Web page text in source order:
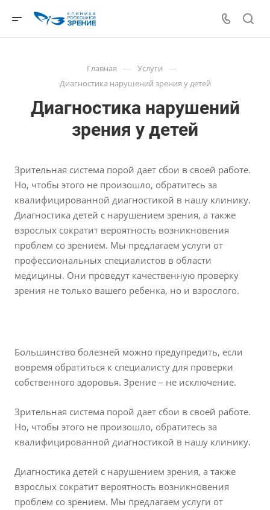
Главная — Услуги —
Диагностика нарушений зрения у детей
Диагностика нарушений
зрения у детей
Зрительная система порой дает сбои в своей работе.
Но, чтобы этого не произошло, обратитесь за
квалифицированной диагностикой в нашу клинику.
Диагностика детей с нарушением зрения, а также
взрослых сократит вероятность возникновения
проблем со зрением. Мы предлагаем услуги от
профессиональных специалистов в области
медицины. Они проведут качественную проверку
зрения не только вашего ребенка, но и взрослого.
Большинство болезней можно предупредить, если
вовремя обратиться к специалисту для проверки
собственного здоровья. Зрение – не исключение.
Зрительная система порой дает сбои в своей работе.
Но, чтобы этого не произошло, обратитесь за
квалифицированной диагностикой в нашу клинику.
Диагностика детей с нарушением зрения, а также
взрослых сократит вероятность возникновения
проблем со зрением. Мы предлагаем услуги от